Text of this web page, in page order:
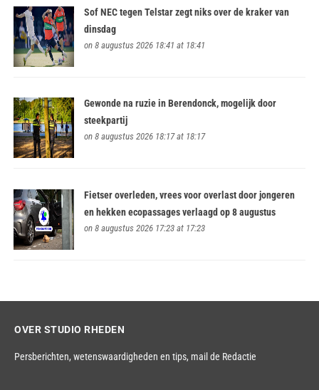
Sof NEC tegen Telstar zegt niks over de kraker van
dinsdag
on 8 augustus 2026 18:41 at 18:41
Gewonde na ruzie in Berendonck, mogelijk door
steekpartij
on 8 augustus 2026 18:17 at 18:17
Fietser overleden, vrees voor overlast door jongeren
en hekken ecopassages verlaagd op 8 augustus
on 8 augustus 2026 17:23 at 17:23
OVER STUDIO RHEDEN
Persberichten, wetenswaardigheden en tips, mail de Redactie